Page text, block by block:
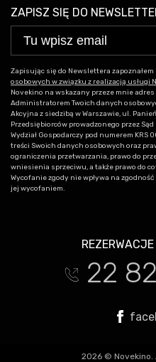
ZAPISZ SIĘ DO
Zapisując się do Newslettera zapoznałem
osobowych w związku z realizacją usługi
Novekino na wskazany przeze mnie
Administratorem Twoich danych
Akcyjna z siedzibą w Warszawie, ul.
Przedsiębiorców prowadzonego przez
Wydział Gospodarczy pod numerem KRS
treści Swoich danych osobowych oraz
ograniczenia przetwarzania, prawo do
wniesienia sprzeciwu, a także prawo do
Wycofanie zgody nie wpływa na
jej wycofaniem.
t 22
2026 © Novekino.